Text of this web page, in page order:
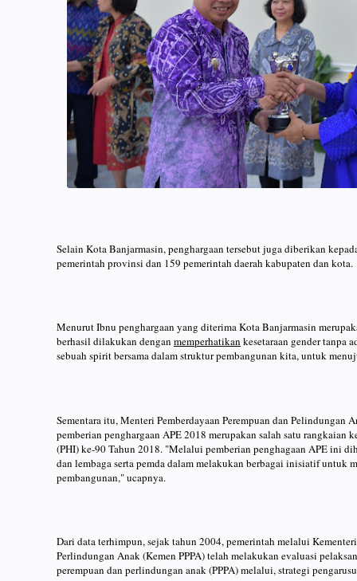
Selain Kota Banjarmasin, penghargaan tersebut juga diberikan
pemerintah provinsi dan 159 pemerintah daerah kabupaten dan kota.
Menurut Ibnu penghargaan yang diterima Kota Banjarmasin
berhasil dilakukan dengan memperhatikan kesetaraan gender tanpa
sebuah spirit bersama dalam struktur pembangunan kita, untuk
Sementara itu, Menteri Pemberdayaan Perempuan dan Pelindungan
pemberian penghargaan APE 2018 merupakan salah satu rangkaian
(PHI) ke-90 Tahun 2018. "Melalui pemberian penghagaan APE ini
dan lembaga serta pemda dalam melakukan berbagai inisiatif untuk
pembangunan," ucapnya.
Dari data terhimpun, sejak tahun 2004, pemerintah melalui
Perlindungan Anak (Kemen PPPA) telah melakukan evaluasi
perempuan dan perlindungan anak (PPPA) melalui, strategi